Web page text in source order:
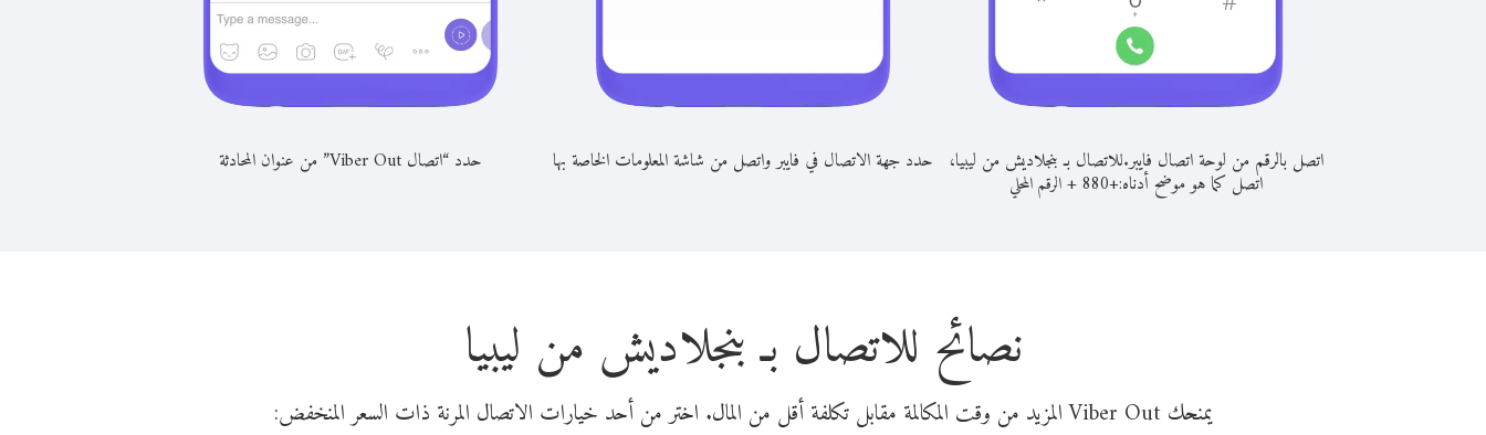
اتصل بالرقم من لوحة اتصال فايبر.للاتصال بـ بنجلاديش من ليبيا،
اتصل كما هو موضح أدناه:+
880
+الرقم المحلي
حدد جهة الاتصال في فايبر واتصل من شاشة المعلومات الخاصة بها حدد “اتصال Viber Out” من عنوان المحادثة
نصائح للاتصال بـ بنجلاديش من ليبيا
يمنحك Viber Out المزيد من وقت المكالمة مقابل تكلفة أقل من المال. اختر من أحد خيارات الاتصال المرنة ذات السعر المنخفض: